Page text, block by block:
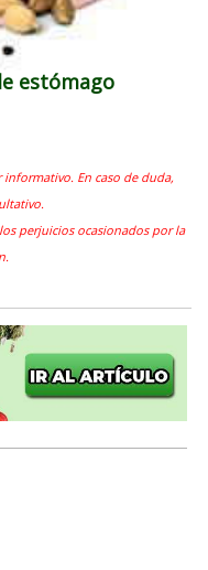
estómago
En caso de duda,
perjuicios ocasionados por la